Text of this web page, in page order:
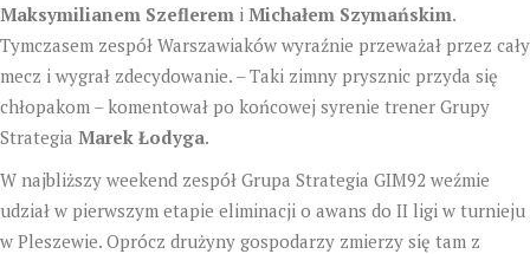
Maksymilianem Szeflerem i Michałem Szymańskim.
Tymczasem zespół Warszawiaków wyraźnie przeważał przez cały
mecz i wygrał zdecydowanie. – Taki zimny prysznic przyda się
chłopakom – komentował po końcowej syrenie trener Grupy
Strategia Marek Łodyga.
W najbliższy weekend zespół Grupa Strategia GIM92 weźmie
udział w pierwszym etapie eliminacji o awans do II ligi w turnieju
w Pleszewie. Oprócz drużyny gospodarzy zmierzy się tam z